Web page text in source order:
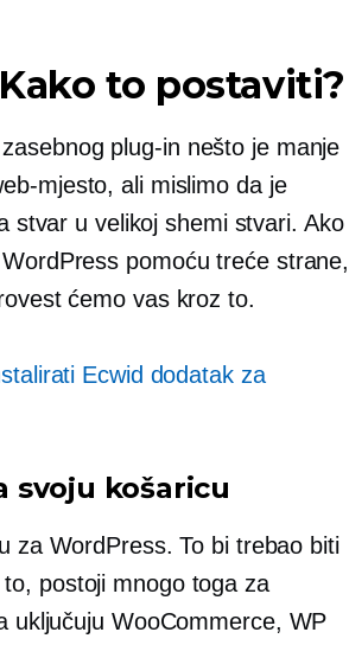
to postaviti?
plug-in nešto je manje
mjesto, ali mislimo da je
stvar u velikoj shemi stvari. Ako
pomoću treće strane,
ćemo vas kroz to.
Ecwid dodatak za
svoju košaricu
za WordPress. To bi trebao biti
postoji mnogo toga za
uključuju WooCommerce, WP